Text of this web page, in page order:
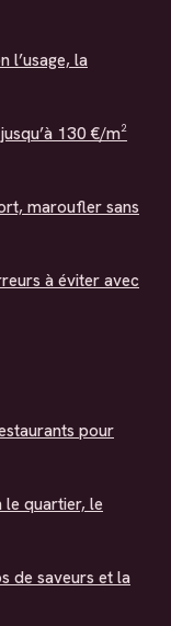
l’usage, la
130 €/m²
maroufler sans
à éviter avec
pour
le quartier, le
de saveurs et la